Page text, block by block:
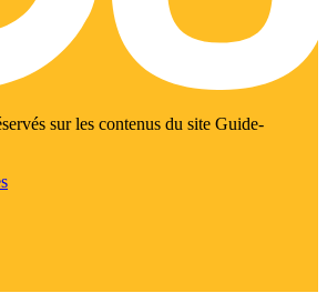
sur les contenus du site Guide-